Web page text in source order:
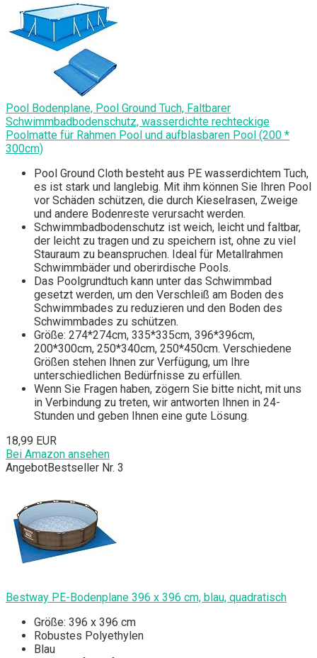
Pool Bodenplane, Pool Ground Tuch, Faltbarer
Schwimmbadbodenschutz, wasserdichte rechteckige
Poolmatte für Rahmen Pool und aufblasbaren Pool (200 *
300cm)
Pool Ground Cloth besteht aus PE wasserdichtem Tuch,
es ist stark und langlebig. Mit ihm können Sie Ihren Pool
vor Schäden schützen, die durch Kieselrasen, Zweige
und andere Bodenreste verursacht werden.
Schwimmbadbodenschutz ist weich, leicht und faltbar,
der leicht zu tragen und zu speichern ist, ohne zu viel
Stauraum zu beanspruchen. Ideal für Metallrahmen
Schwimmbäder und oberirdische Pools.
Das Poolgrundtuch kann unter das Schwimmbad
gesetzt werden, um den Verschleiß am Boden des
Schwimmbades zu reduzieren und den Boden des
Schwimmbades zu schützen.
Größe: 274*274cm, 335*335cm, 396*396cm,
200*300cm, 250*340cm, 250*450cm. Verschiedene
Größen stehen Ihnen zur Verfügung, um Ihre
unterschiedlichen Bedürfnisse zu erfüllen.
Wenn Sie Fragen haben, zögern Sie bitte nicht, mit uns
in Verbindung zu treten, wir antworten Ihnen in 24-
Stunden und geben Ihnen eine gute Lösung.
18,99 EUR
Bei Amazon ansehen
AngebotBestseller Nr. 3
Bestway PE-Bodenplane 396 x 396 cm, blau, quadratisch
Größe: 396 x 396 cm
Robustes Polyethylen
Blau